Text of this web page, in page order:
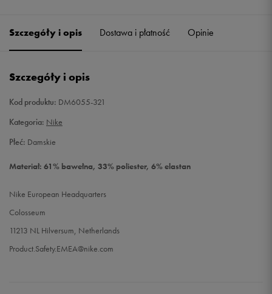
Szczegóły i opis Dostawa i płatność Opinie
Szczegóły i opis
Kod produktu: DM6055-321
Kategoria: Nike
Płeć: Damskie
Materiał: 61% bawełna, 33% poliester, 6% elastan
Nike European Headquarters
Colosseum
11213 NL Hilversum, Netherlands
Product.Safety.EMEA@nike.com